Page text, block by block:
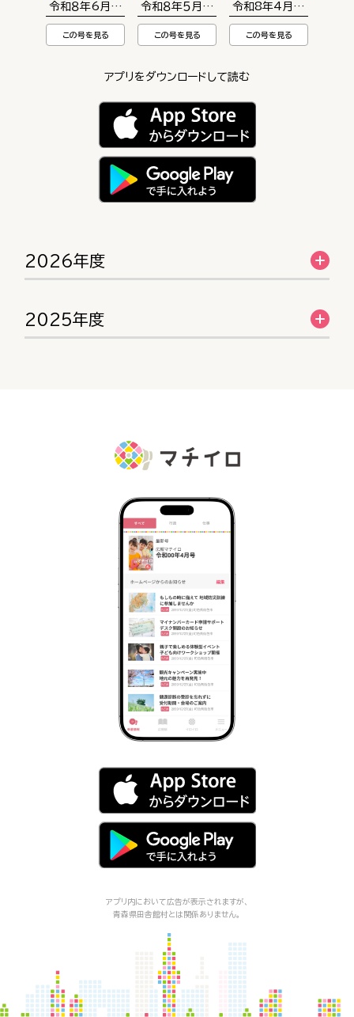
令和８年6月号（第844号）
この号を見る
令和８年５月号（第843号）
この号を見る
令和8年4月号（第842号
この号を見る
アプリをダウンロードして読む
2026年度
2025年度
アプリ内において広告が表示されますが、
青森県田舎館村 とは関係ありません。